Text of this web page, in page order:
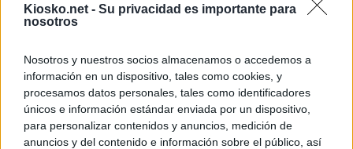
Kiosko.net - Su privacidad es importante para
nosotros
Nosotros y nuestros socios almacenamos o accedemos a
información en un dispositivo, tales como cookies, y
procesamos datos personales, tales como identificadores
únicos e información estándar enviada por un dispositivo,
para personalizar contenidos y anuncios, medición de
anuncios y del contenido e información sobre el público, así